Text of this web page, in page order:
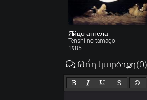
Яйцо ангела
Tenshi no tamago
1985
Թո՛ղ կարծիքդ(0)